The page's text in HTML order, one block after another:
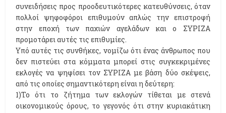
συνειδήσεις προς προοδευτικότερες κατευθύνσεις, όταν
πολλοί ψηφοφόροι επιθυμούν απλώς την επιστροφή
στην εποχή των παχιών αγελάδων και ο ΣΥΡΙΖΑ
προμοτάρει αυτές τις επιθυμίες.
Υπό αυτές τις συνθήκες, νομίζω ότι ένας άνθρωπος που
δεν πιστεύει στα κόμματα μπορεί στις συγκεκριμένες
εκλογές να ψηφίσει τον ΣΥΡΙΖΑ με βάση δύο σκέψεις,
από τις οποίες σημαντικότερη είναι η δεύτερη:
1)Το ότι το ζήτημα των εκλογών τίθεται με στενά
οικονομικούς όρους, το γεγονός ότι στην κυριακάτικη